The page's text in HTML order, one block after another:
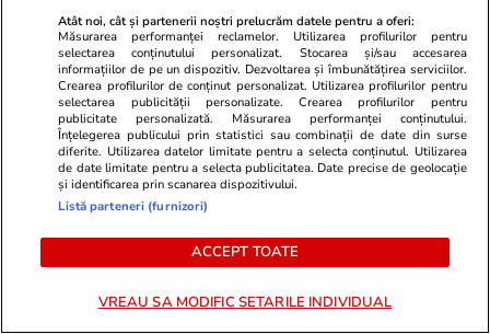
Lumea monocoloră sau despre
dictatura etichetelor
30 iul.
Despre gândirea „îngust-
funcționărească” a celor care iau
Atât noi, cât și partenerii noștri prelucrăm datele pentru a oferi:
Măsurarea performanței reclamelor. Utilizarea profilurilor pentru
selectarea conținutului personalizat. Stocarea și/sau accesarea
informațiilor de pe un dispozitiv. Dezvoltarea și îmbunătățirea serviciilor.
Crearea profilurilor de conținut personalizat. Utilizarea profilurilor pentru
selectarea publicității personalizate. Crearea profilurilor pentru
publicitate personalizată. Măsurarea performanței conținutului.
Înțelegerea publicului prin statistici sau combinații de date din surse
diferite. Utilizarea datelor limitate pentru a selecta conținutul. Utilizarea
de date limitate pentru a selecta publicitatea. Date precise de geolocație
și identificarea prin scanarea dispozitivului.
Listă parteneri (furnizori)
ACCEPT TOATE
VREAU SA MODIFIC SETARILE INDIVIDUAL